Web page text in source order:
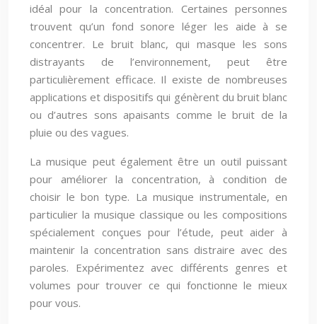
idéal pour la concentration. Certaines personnes
trouvent qu’un fond sonore léger les aide à se
concentrer. Le bruit blanc, qui masque les sons
distrayants de l’environnement, peut être
particulièrement efficace. Il existe de nombreuses
applications et dispositifs qui génèrent du bruit blanc
ou d’autres sons apaisants comme le bruit de la
pluie ou des vagues.
La musique peut également être un outil puissant
pour améliorer la concentration, à condition de
choisir le bon type. La musique instrumentale, en
particulier la musique classique ou les compositions
spécialement conçues pour l’étude, peut aider à
maintenir la concentration sans distraire avec des
paroles. Expérimentez avec différents genres et
volumes pour trouver ce qui fonctionne le mieux
pour vous.